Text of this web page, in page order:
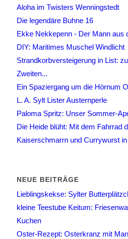
Aloha im Twisters Wenningstedt
Die legendäre Buhne 16
Ekke Nekkepenn - Der Mann aus
DIY: Maritimes Muschel Windlicht
Strandkorbversteigerung in List:
Zweiten...
Ein Spaziergang um die Hörnum
L. A. Sylt Lister Austernperle
Paloma Spritz: Unser Sommer-
Die Heide blüht: Mit dem Fahrrad
Kaiserschmarrn und Currywurst
NEUE BEITRÄGE
Lieblingskekse: Sylter
kleine Teestube Keitum:
Kuchen
Oster-Rezept: Osterkranz mit